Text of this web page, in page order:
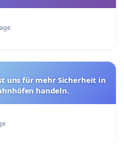
uns für mehr Sicherheit in
handeln.